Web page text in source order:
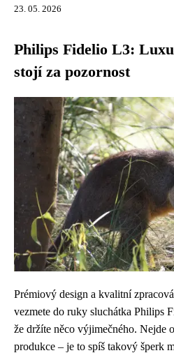
23. 05. 2026
Philips Fidelio L3:
stojí za pozornost
Prémiový design a kvalitní
vezmete do ruky sluchátka Philips
že držíte něco výjimečného. Nejde
produkce – je to spíš takový šperk